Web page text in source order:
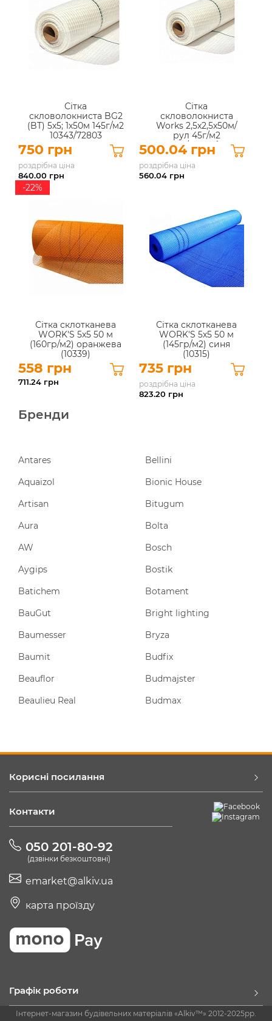
Сітка
скловолокниста BG2
(BT) 5х5; 1х50м 145г/м2
10343/72803
750 грн
роздрібна ціна
840.00 грн
Сітка
скловолокниста
Works 2,5x2,5x50м/
рул 45г/м2
10343/96311 біла
500.04 грн
роздрібна ціна
560.04 грн
Сітка склотканева
WORK'S 5х5 50 м
(160гр/м2) оранжева
(10339)
558 грн
-22%
711.24 грн
Сітка склотканева
WORK'S 5х5 50 м
(145гр/м2) синя
(10315)
735 грн
роздрібна ціна
823.20 грн
Бренди
Antares
Aquaizol
Artisan
Aura
AW
Aygips
Batichem
BauGut
Baumesser
Baumit
Beauflor
Beaulieu Real
Bellini
Bionic House
Bitugum
Bolta
Bosch
Bostik
Botament
Bright lighting
Bryza
Budfix
Budmajster
Budmax
Корисні посилання
Контакти
050 201-80-92
(дзвінки безкоштовні)
emarket@alkiv.ua
карта проїзду
Графік роботи
Інтернет-магазин будівельних матеріалів «Alkiv™» 2012-2025рр.